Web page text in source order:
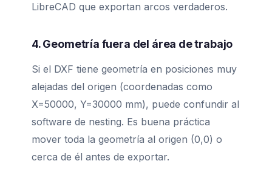
LibreCAD que exportan arcos verdaderos.
4. Geometría fuera del área de trabajo
Si el DXF tiene geometría en posiciones muy
alejadas del origen (coordenadas como
X=50000, Y=30000 mm), puede confundir al
software de nesting. Es buena práctica
mover toda la geometría al origen (0,0) o
cerca de él antes de exportar.